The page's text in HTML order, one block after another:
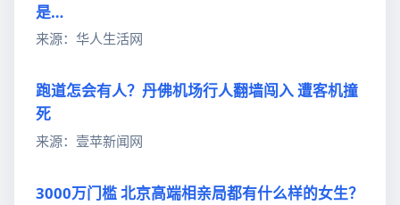
是…
来源：华人生活网
跑道怎会有人？丹佛机场行人翻墙闯入 遭客机撞
死
来源：壹苹新闻网
3000万门槛 北京高端相亲局都有什么样的女生？